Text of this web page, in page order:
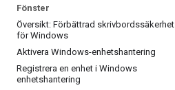
Fönster
Översikt: Förbättrad skrivbordssäkerhet
för Windows
Aktivera Windows-enhetshantering
Registrera en enhet i Windows
enhetshantering